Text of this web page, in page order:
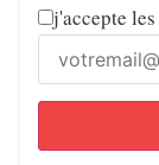
j'accepte les